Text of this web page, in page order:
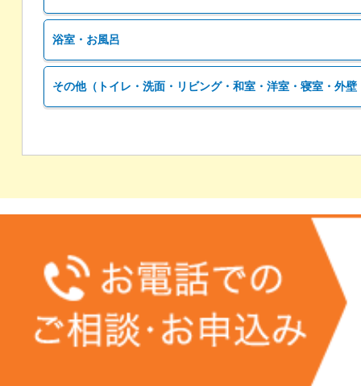
浴室・お風呂
その他（トイレ・洗面・リビング・和室・洋室・寝室・外